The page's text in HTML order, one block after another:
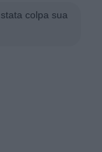
colpa sua